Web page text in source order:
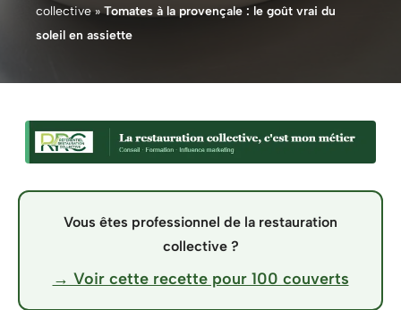
collective»Tomates à la provençale : le goût vrai du
soleil en assiette
Vous êtes professionnel de la restauration
collective ?
→ Voir cette recette pour 100 couverts